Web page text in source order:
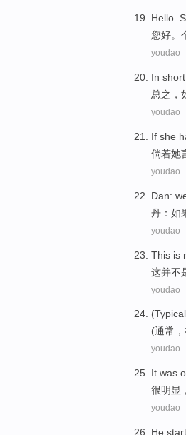
Hello.
您好。
youdao
In short
总之 ，
youdao
If she
倘若她
youdao
Dan:
丹 ： 如
youdao
This is
这并不
youdao
(
(通常 ，
youdao
It was
很明显，
youdao
He